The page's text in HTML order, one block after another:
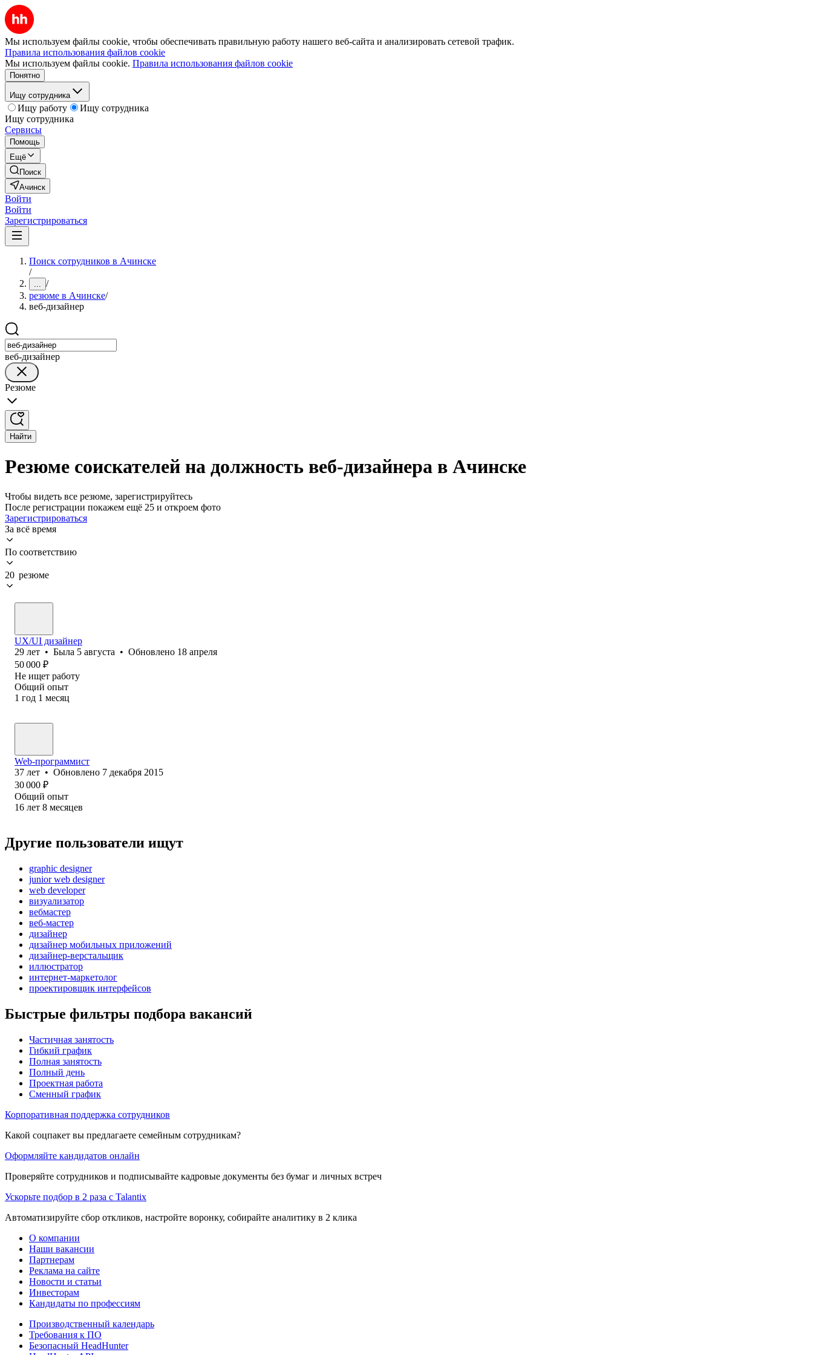
Мы используем файлы cookie, чтобы обеспечивать правильную работу нашего веб-сайта и анализировать сетевой трафик.
Правила использования файлов cookie
Мы используем файлы cookie. Правила использования файлов cookie
Понятно
Ищу сотрудника
Ищу работу
Ищу сотрудника
Ищу сотрудника
Сервисы
Помощь
Ещё
Поиск
Ачинск
Войти
Войти
Зарегистрироваться
Поиск сотрудников в Ачинске
/
... /
резюме в Ачинске/
веб-дизайнер
веб-дизайнер
Резюме
Найти
Резюме соискателей на должность веб-дизайнера в Ачинске
Чтобы видеть все резюме, зарегистрируйтесь
После регистрации покажем ещё 25 и откроем фото
Зарегистрироваться
За всё время
По соответствию
20 резюме
UX/UI дизайнер
29 лет • Была 5 августа • Обновлено 18 апреля
50 000 ₽
Не ищет работу
Общий опыт
1 год 1 месяц
Web-программист
37 лет • Обновлено 7 декабря 2015
30 000 ₽
Общий опыт
16 лет 8 месяцев
Другие пользователи ищут
graphic designer
junior web designer
web developer
визуализатор
вебмастер
веб-мастер
дизайнер
дизайнер мобильных приложений
дизайнер-верстальщик
иллюстратор
интернет-маркетолог
проектировщик интерфейсов
Быстрые фильтры подбора вакансий
Частичная занятость
Гибкий график
Полная занятость
Полный день
Проектная работа
Сменный график
Корпоративная поддержка сотрудников
Какой соцпакет вы предлагаете семейным сотрудникам?
Оформляйте кандидатов онлайн
Проверяйте сотрудников и подписывайте кадровые документы без бумаг и личных встреч
Ускорьте подбор в 2 раза с Talantix
Автоматизируйте сбор откликов, настройте воронку, собирайте аналитику в 2 клика
О компании
Наши вакансии
Партнерам
Реклама на сайте
Новости и статьи
Инвесторам
Кандидаты по профессиям
Производственный календарь
Требования к ПО
Безопасный HeadHunter